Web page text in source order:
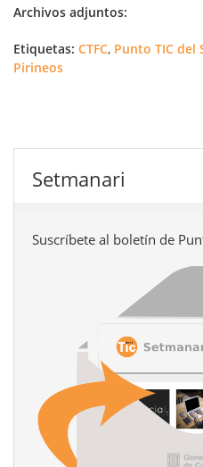
Archivos adjuntos:
Etiquetas: CTFC, Punto TIC del
Pirineos
Setmanari
Suscríbete al boletín de